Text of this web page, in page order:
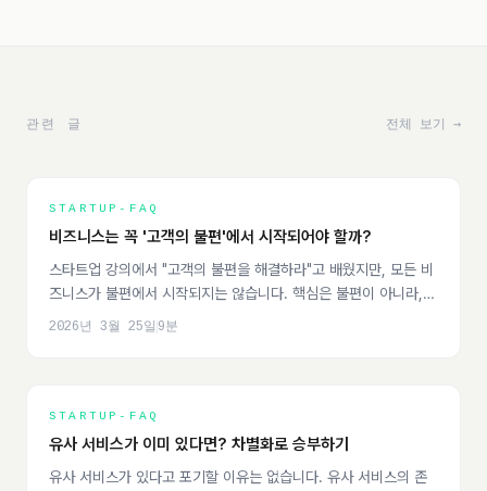
관련 글 전체 보기 →
STARTUP-FAQ
비즈니스는 꼭 '고객의 불편'에서 시작되어야 할까?
스타트업 강의에서 "고객의 불편을 해결하라"고 배웠지만, 모든 비
즈니스가 불편에서 시작되지는 않습니다. 핵심은 불편이 아니라,
'비즈니스화할 수 있는 문제'를 정의하는 것입니다.
2026년 3월 25일 9분
STARTUP-FAQ
유사 서비스가 이미 있다면? 차별화로 승부하기
유사 서비스가 있다고 포기할 이유는 없습니다. 유사 서비스의 존